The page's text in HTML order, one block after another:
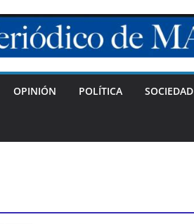
OPINIÓN POLÍTICA SOCIEDAD